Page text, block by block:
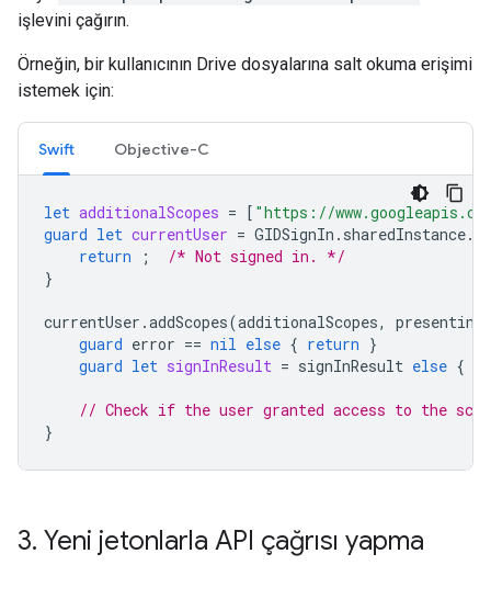
işlevini çağırın.
Örneğin, bir kullanıcının Drive dosyalarına salt okuma erişimi
istemek için:
Swift Objective-C
let additionalScopes = [ "https://
guard let currentUser = GIDSignIn . sharedInstance.
return
;
/* Not signed in. */
}
currentUser .addScopes(additionalScopes, presenting
guard error == nil else { return }
guard let signInResult = signInResult else {
// Check if the user granted access to the
}
3. Yeni jetonlarla API çağrısı yapma